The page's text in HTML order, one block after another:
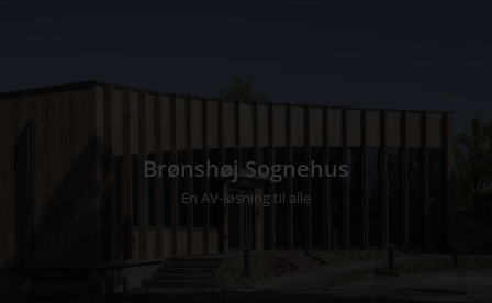
Brønshøj Sognehus
En AV-løsning til alle